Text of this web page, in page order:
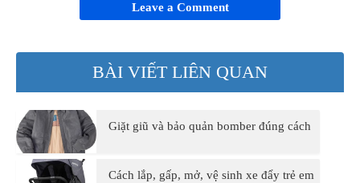
Leave a Comment
BÀI VIẾT LIÊN QUAN
Giặt giũ và bảo quản bomber đúng cách
Cách lắp, gấp, mở, vệ sinh xe đẩy trẻ em